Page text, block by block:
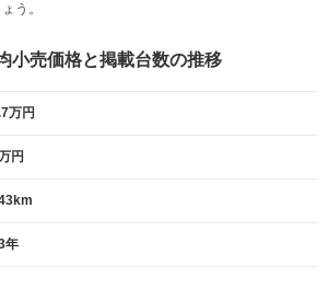
う。
小売価格と掲載台数の推移
万円
円
年